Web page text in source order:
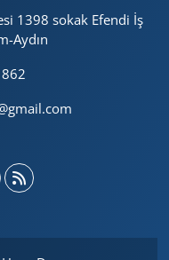
1398 sokak Efendi İş
Aydın